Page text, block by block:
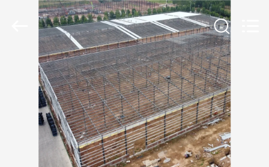
HAUS
PRODUKTE
VIDEOS